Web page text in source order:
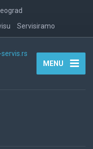
Servisiramo
MENU